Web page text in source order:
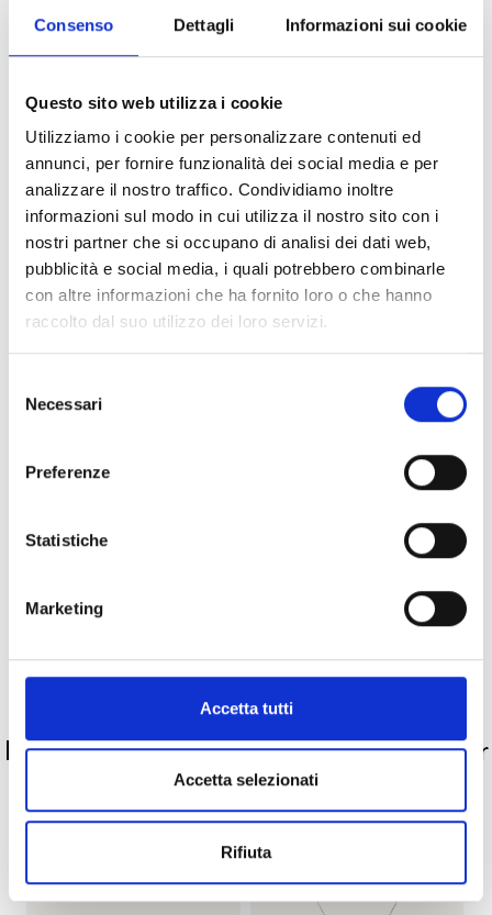
Consenso Dettagli Informazioni sui cookie
Questo sito web utilizza i cookie
Utilizziamo i cookie per personalizzare contenuti ed
annunci, per fornire funzionalità dei social media e per
analizzare il nostro traffico. Condividiamo inoltre
informazioni sul modo in cui utilizza il nostro sito con i
nostri partner che si occupano di analisi dei dati web,
pubblicità e social media, i quali potrebbero combinarle
con altre informazioni che ha fornito loro o che hanno
raccolto dal suo utilizzo dei loro servizi.
delNecessari
Preferenze
Statistiche
Marketing
Accetta tutti
Accetta selezionati
Rifiuta
PRONTA consegna
Spedizione Gratuita
Specifiche Tecniche
Marchio
Codice
Pietre preziose
PRODOTTI SIMILI
La nostra selezione di prodotti scelti per
te